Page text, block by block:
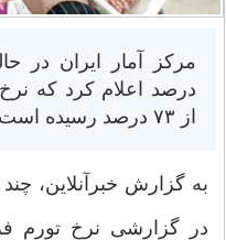
درصد اعلام کرد که
از ۷۳ درصد رسیده است.
به گزارش خبرآنلاین،